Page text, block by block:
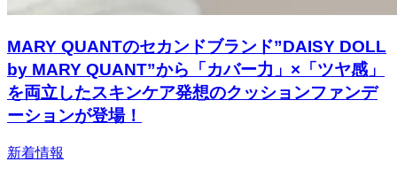
MARY QUANTのセカンドブランド”DAISY DOLL
by MARY QUANT”から「カバー力」×「ツヤ感」
を両立したスキンケア発想のクッションファンデ
ーションが登場！
新着情報